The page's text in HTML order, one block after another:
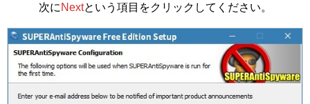
次に Nextという項目をクリックしてください。